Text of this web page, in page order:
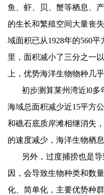
鱼、虾、贝、蟹等栖息、
的生长和繁殖空间大量丧
域面积已从1928年的560平
里，面积减小了三分之一
上，优势海洋生物物种几乎
初步测算莱州湾近l0多
海域总面积减少近15平方
和礁石底质岸滩相继消失
的速度减少，海洋生物栖
另外，过度捕捞也是
因，会导致生物种类和数
化、简单化，主要优势种